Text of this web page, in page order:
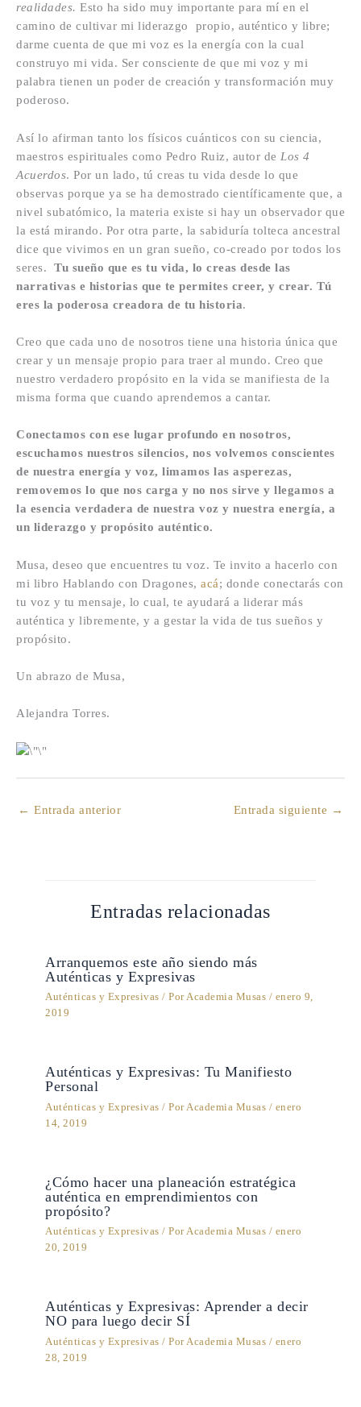
realidades. Esto ha sido muy importante para mí en el
camino de cultivar mi liderazgo propio, auténtico y libre;
darme cuenta de que mi voz es la energía con la cual
construyo mi vida. Ser consciente de que mi voz y mi
palabra tienen un poder de creación y transformación muy
poderoso.
Así lo afirman tanto los físicos cuánticos con su ciencia,
maestros espirituales como Pedro Ruiz, autor de Los 4
Acuerdos. Por un lado, tú creas tu vida desde lo que
observas porque ya se ha demostrado científicamente que, a
nivel subatómico, la materia existe si hay un observador que
la está mirando. Por otra parte, la sabiduría tolteca ancestral
dice que vivimos en un gran sueño, co-creado por todos los
seres. Tu sueño que es tu vida, lo creas desde las
narrativas e historias que te permites creer, y crear. Tú
eres la poderosa creadora de tu historia.
Creo que cada uno de nosotros tiene una historia única que
crear y un mensaje propio para traer al mundo. Creo que
nuestro verdadero propósito en la vida se manifiesta de la
misma forma que cuando aprendemos a cantar.
Conectamos con ese lugar profundo en nosotros,
escuchamos nuestros silencios, nos volvemos conscientes
de nuestra energía y voz, limamos las asperezas,
removemos lo que nos carga y no nos sirve y llegamos a
la esencia verdadera de nuestra voz y nuestra energía, a
un liderazgo y propósito auténtico.
Musa, deseo que encuentres tu voz. Te invito a hacerlo con
mi libro Hablando con Dragones, acá; donde conectarás con
tu voz y tu mensaje, lo cual, te ayudará a liderar más
auténtica y libremente, y a gestar la vida de tus sueños y
propósito.
Un abrazo de Musa,
Alejandra Torres.
← Entrada anterior Entrada siguiente →
Entradas relacionadas
Arranquemos este año siendo más
Auténticas y Expresivas
Auténticas y Expresivas / PorAcademia Musas / enero 9,
2019
Auténticas y Expresivas: Tu Manifiesto
Personal
Auténticas y Expresivas / Por Academia Musas / enero
14, 2019
¿Cómo hacer una planeación estratégica
auténtica en emprendimientos con
propósito?
Auténticas y Expresivas / PorAcademia Musas / enero
20, 2019
Auténticas y Expresivas: Aprender a decir
NO para luego decir SÍ
Auténticas y Expresivas / Por Academia Musas / enero
28, 2019